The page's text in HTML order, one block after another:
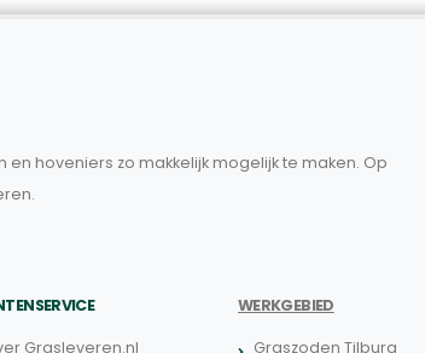
hoveniers zo makkelijk mogelijk te maken. Op
Grasleveren.nl
WERKGEBIED
Graszoden Tilburg